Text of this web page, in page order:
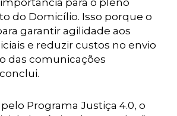
para o pleno
do Domicílio. Isso porque o
garantir agilidade aos
e reduzir custos no envio
das comunicações
Programa Justiça 4.0, o